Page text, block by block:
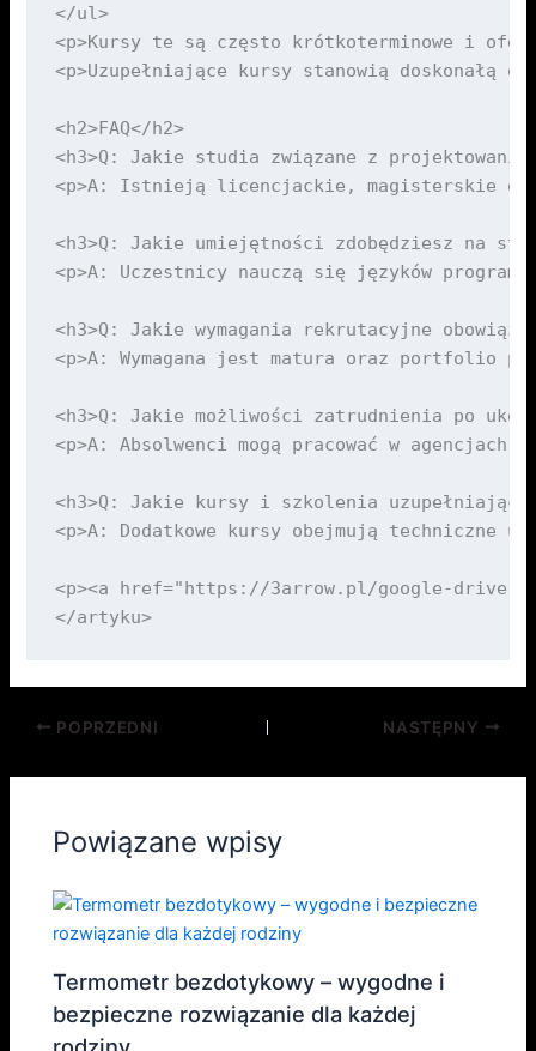
</ul>
<p>Kursy te są często krótkoterminowe i
<p>Uzupełniające kursy stanowią
<h2>FAQ</h2>
<h3>Q: Jakie studia związane z
<p>A: Istnieją licencjackie, magisterskie oraz
<h3>Q: Jakie umiejętności zdobędziesz na
<p>A: Uczestnicy nauczą się języków
<h3>Q: Jakie wymagania rekrutacyjne
<p>A: Wymagana jest matura oraz portfolio
<h3>Q: Jakie możliwości zatrudnienia po
<p>A: Absolwenci mogą pracować w
<h3>Q: Jakie kursy i szkolenia
<p>A: Dodatkowe kursy obejmują techniczne
<p><a href="https://3arrow.pl/google-drive-
</artyku>
POPRZEDNI NASTĘPNY
Powiązane wpisy
Termometr bezdotykowy – wygodne i
bezpieczne rozwiązanie dla każdej